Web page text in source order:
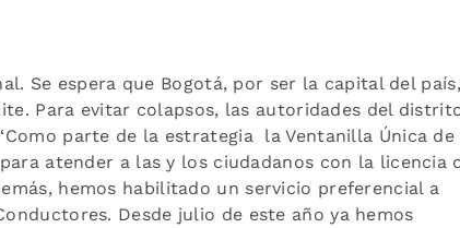
Se espera que Bogotá, por ser la capital del país,
Para evitar colapsos, las autoridades del
parte de la estrategia la Ventanilla Única de
atender a las y los ciudadanos con la licencia
hemos habilitado un servicio preferencial a
Desde julio de este año ya hemos